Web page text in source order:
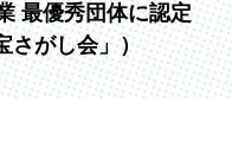
最優秀団体に認定
さがし会」）